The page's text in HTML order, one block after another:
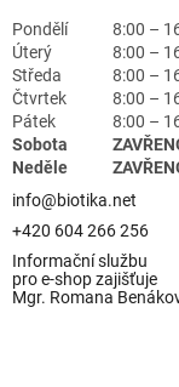
Pondělí
8:00 –
Úterý
8:00 –
Středa
8:00 –
Čtvrtek
8:00 –
Pátek
8:00 –
Sobota
Neděle
info@biotika.net
+420 604 266 256
Informační službu
pro e-shop zajišťuje
Mgr. Romana